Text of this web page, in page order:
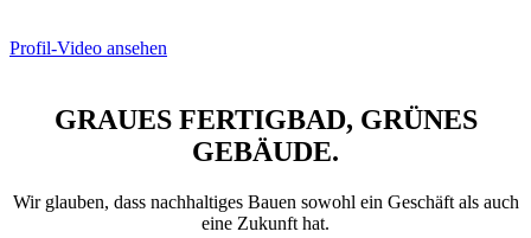
Profil-Video ansehen
GRAUES FERTIGBAD, GRÜNES
GEBÄUDE.
Wir glauben, dass nachhaltiges Bauen sowohl ein Geschäft als auch
eine Zukunft hat.